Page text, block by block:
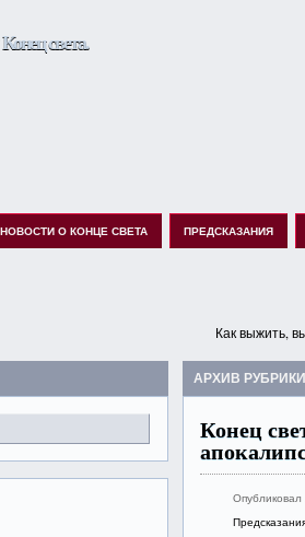
света.
НОВОСТИ О КОНЦЕ СВЕТА ПРЕДСКАЗАНИЯ
Как выжить,
АРХИВ
Конец
Опубликовал